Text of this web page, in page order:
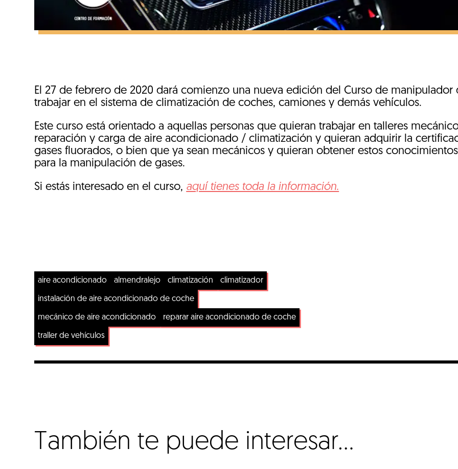
El 27 de febrero de 2020 dará comienzo una nueva edición del Curso de manipulador
trabajar en el sistema de climatización de coches, camiones y demás vehículos.
Este curso está orientado a aquellas personas que quieran trabajar en talleres
reparación y carga de aire acondicionado / climatización y quieran adquirir la
gases fluorados, o bien que ya sean mecánicos y quieran obtener estos
para la manipulación de gases.
Si estás interesado en el curso, aquí tienes toda la información.
aire acondicionado almendralejo climatización climatizador
instalación de aire acondicionado de coche
mecánico de aire acondicionado reparar aire acondicionado de coche
traller de vehículos
También te puede interesar...